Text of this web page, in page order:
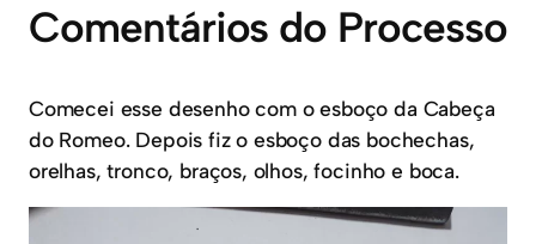
Comentários do Processo
Comecei esse desenho com o esboço da Cabeça
do Romeo. Depois fiz o esboço das bochechas,
orelhas, tronco, braços, olhos, focinho e boca.